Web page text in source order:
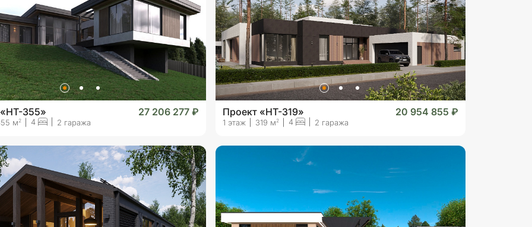
355» 27 206 277 ₽
м2 4 2 гаража
Проект «HT-319» 20 954 855 ₽
1 этаж 319 м2 4 2 гаража